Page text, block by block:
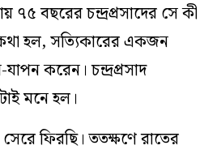
৭৫ বছরের চন্দ্রপ্রসাদের সে কী
কথা হল, সত্যিকারের একজন
করেন। চন্দ্রপ্রসাদ
মনে হল।
ফিরছি। ততক্ষণে রাতের